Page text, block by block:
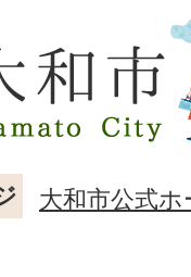
大和市公式